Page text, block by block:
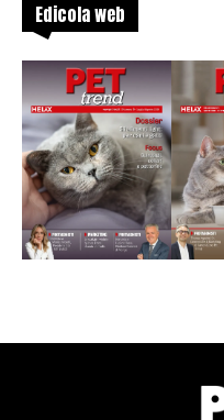
Edicola web